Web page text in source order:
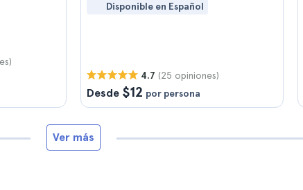
Disponible en Español
4.7 (25 opiniones)
Desde $12 por persona
Ver más